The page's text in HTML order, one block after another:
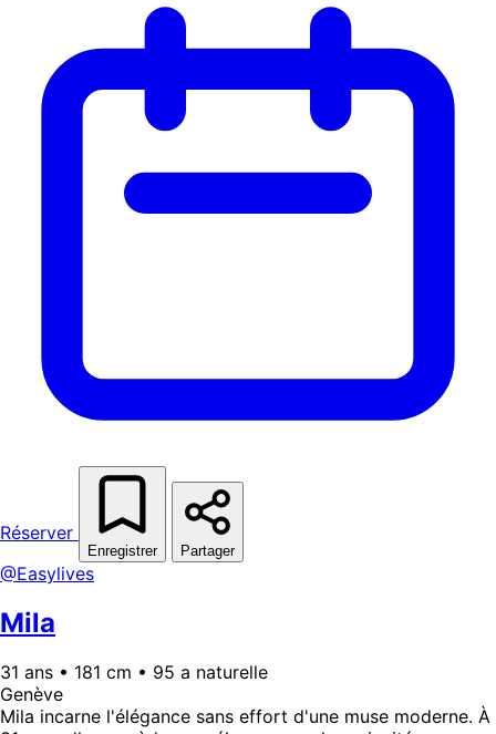
Réserver
Enregistrer Partager
@Easylives
Mila
31 ans • 181 cm • 95 a naturelle
Genève
Mila incarne l'élégance sans effort d'une muse moderne. À